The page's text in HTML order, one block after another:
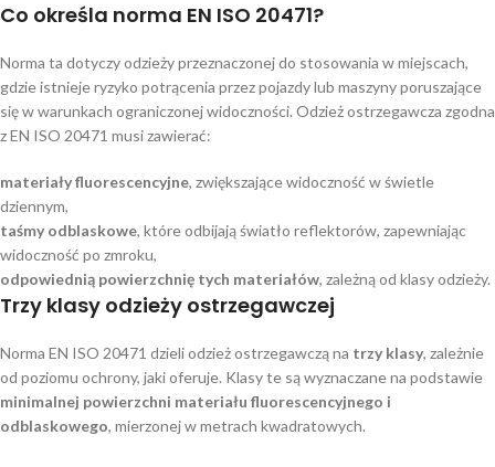
Co określa norma EN ISO 20471?
Norma ta dotyczy odzieży przeznaczonej do stosowania w miejscach,
gdzie istnieje ryzyko potrącenia przez pojazdy lub maszyny poruszające
się w warunkach ograniczonej widoczności. Odzież ostrzegawcza zgodna
z EN ISO 20471 musi zawierać:
materiały fluorescencyjne, zwiększające widoczność w świetle
dziennym,
taśmy odblaskowe, które odbijają światło reflektorów, zapewniając
widoczność po zmroku,
odpowiednią powierzchnię tych materiałów, zależną od klasy odzieży.
Trzy klasy odzieży ostrzegawczej
Norma EN ISO 20471 dzieli odzież ostrzegawczą na trzy klasy, zależnie
od poziomu ochrony, jaki oferuje. Klasy te są wyznaczane na podstawie
minimalnej powierzchni materiału fluorescencyjnego i
odblaskowego, mierzonej w metrach kwadratowych.